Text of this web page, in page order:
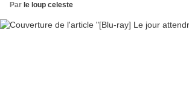
Par le loup celeste